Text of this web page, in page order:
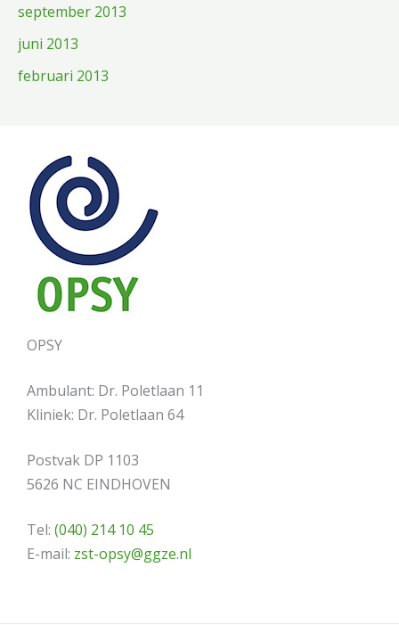
september 2013
juni 2013
februari 2013
OPSY
Ambulant: Dr. Poletlaan 11
Kliniek: Dr. Poletlaan 64
Postvak DP 1103
5626 NC EINDHOVEN
Tel: (040) 214 10 45
E-mail: zst-opsy@ggze.nl